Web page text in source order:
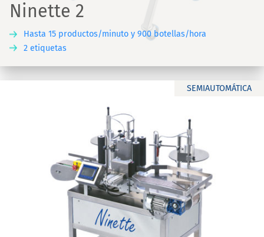
Ninette 2
Hasta 15 productos/minuto y 900 botellas/hora
2 etiquetas
SEMIAUTOMÁTICA